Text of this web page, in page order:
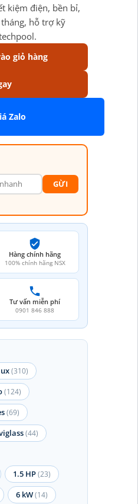
kiệm điện, bền bỉ,
hỗ trợ kỹ
giỏ hàng
Zalo
GỪI
Hàng chính hãng
100% chính hãng NSX
Tư vấn miễn phí
0901 846 888
(310)
(124)
(69)
(44)
1.5 HP(23)
6 kW(14)